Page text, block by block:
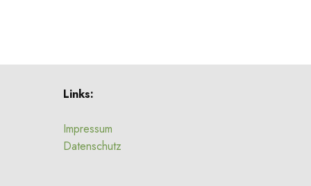
Links:
Impressum
Datenschutz